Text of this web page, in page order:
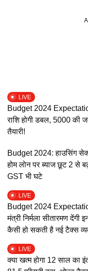
LIVE
Budget 2024
राशि होगी डबल, 5000 की
तैयारी!
Budget 2024: हाउसिंग
होम लोन पर ब्याज छूट 2 से
GST भी घटे
LIVE
Budget 2024
मंत्री निर्मला सीतारमण देंगी
कैसी हो सकती है नई टैक्स
LIVE
क्या खत्म होगा 12 साल का